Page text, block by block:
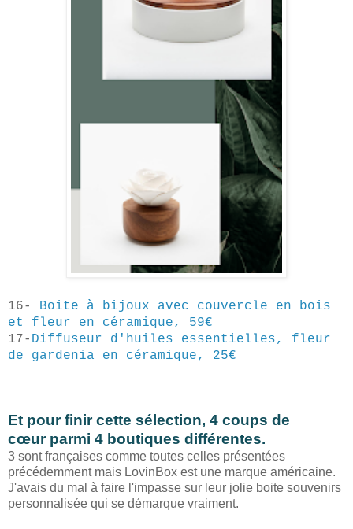
16- Boite à bijoux avec couvercle en bois
et fleur en céramique, 59€
17- Diffuseur d'huiles essentielles, fleur
de gardenia en céramique, 25€
Et pour finir cette sélection, 4 coups de
cœurparmi 4 boutiques différentes.
3 sont françaises comme toutes celles présentées
précédemment mais LovinBox est une marque américaine.
J'avais du mal à faire l'impasse sur leur jolie boite souvenirs
personnalisée qui se démarque vraiment.